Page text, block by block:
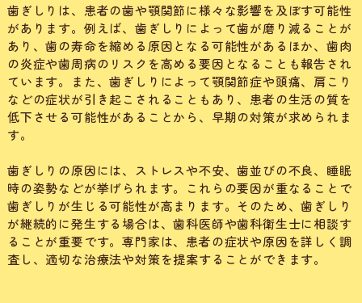
歯ぎしりは、患者の歯や顎関節に様々な影響を及ぼす可能性
があります。例えば、歯ぎしりによって歯が磨り減ることが
あり、歯の寿命を縮める原因となる可能性があるほか、歯肉
の炎症や歯周病のリスクを高める要因となることも報告され
ています。また、歯ぎしりによって顎関節症や頭痛、肩こり
などの症状が引き起こされることもあり、患者の生活の質を
低下させる可能性があることから、早期の対策が求められま
す。
歯ぎしりの原因には、ストレスや不安、歯並びの不良、睡眠
時の姿勢などが挙げられます。これらの要因が重なることで
歯ぎしりが生じる可能性が高まります。そのため、歯ぎしり
が継続的に発生する場合は、歯科医師や歯科衛生士に相談す
ることが重要です。専門家は、患者の症状や原因を詳しく調
査し、適切な治療法や対策を提案することができます。